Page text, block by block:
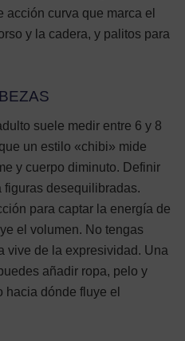
curva que marca el
y la cadera, y palitos para
suele medir entre 6 y 8
un estilo «chibi» mide
y cuerpo diminuto. Definir
desequilibradas.
para captar la energía de
el volumen. No tengas
vive de la expresividad. Una
añadir ropa, pelo y
hacia dónde fluye el